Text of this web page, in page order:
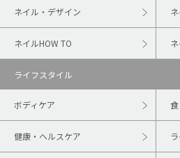
ネイル・デザイン
ネイルHOW TO
ライフスタイル
ボディケア
健康・ヘルスケア